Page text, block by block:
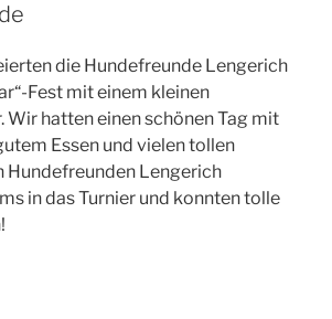
die Hundefreunde Lengerich
Fest mit einem kleinen
Wir hatten einen schönen Tag mit
Essen und vielen tollen
Hundefreunden Lengerich
in das Turnier und konnten tolle